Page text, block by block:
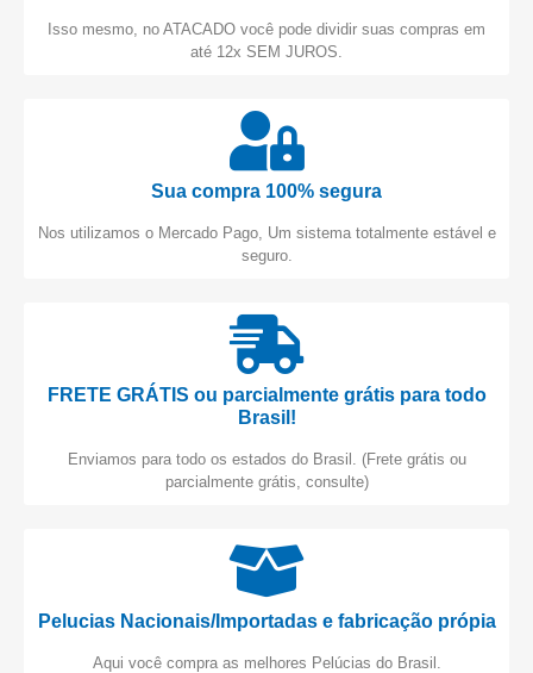
Isso mesmo, no ATACADO você pode dividir suas compras em
até 12x SEM JUROS.
Sua compra 100% segura
Nos utilizamos o Mercado Pago, Um sistema totalmente estável e
seguro.
FRETE GRÁTIS ou parcialmente grátis para todo
Brasil!
Enviamos para todo os estados do Brasil. (Frete grátis ou
parcialmente grátis, consulte)
Pelucias Nacionais/Importadas e fabricação própia
Aqui você compra as melhores Pelúcias do Brasil.